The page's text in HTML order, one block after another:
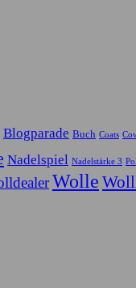
Blogparade Buch Coats
Nadelspiel Nadelstärke 3
Wolle